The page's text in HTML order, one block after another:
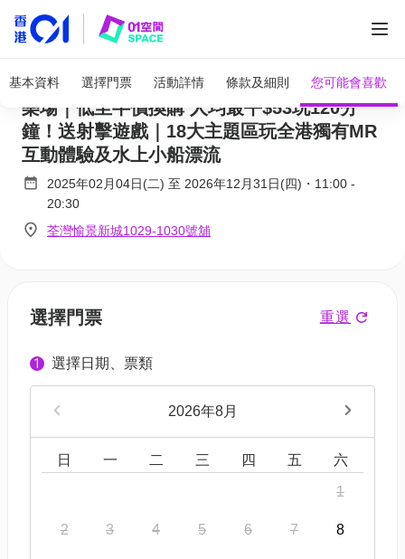
基本資料 選擇門票 活動詳情 條款及細則 您可能會喜歡
CHILDLIKE童心樂園 荃灣八千呎動感親子遊
樂場｜低至半價換購 人均最平$53玩120分
鐘！送射擊遊戲｜18大主題區玩全港獨有MR
互動體驗及水上小船漂流
2025年02月04日(二) 至 2026年12月31日(四) ・ 11:00 -
20:30
荃灣愉景新城1029-1030號舖
選擇門票 重選
1 選擇日期、票類
2026年8月
日 一 二 三 四 五 六
1
2 3 4 5 6 7 8